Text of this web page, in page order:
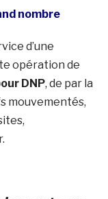
nombre
d’une
opération de
DNP, de par la
mouvementés,